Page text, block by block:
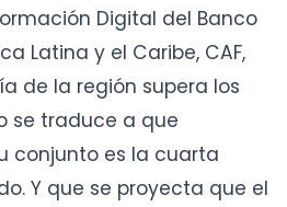
Digital del Banco
Latina y el Caribe, CAF,
de la región supera los
se traduce a que
conjunto es la cuarta
Y que se proyecta que el